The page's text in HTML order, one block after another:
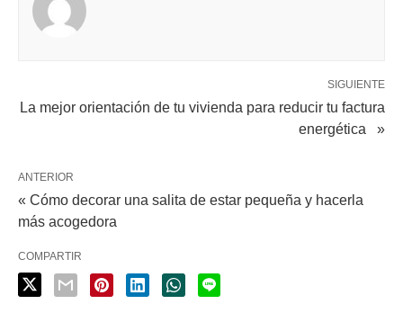
SIGUIENTE
La mejor orientación de tu vivienda para reducir tu factura
energética »
ANTERIOR
« Cómo decorar una salita de estar pequeña y hacerla
más acogedora
COMPARTIR